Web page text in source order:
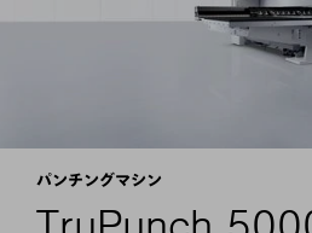
パンチングマシン